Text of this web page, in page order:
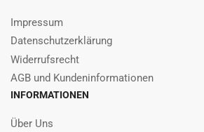
Impressum
Datenschutzerklärung
Widerrufsrecht
AGB und Kundeninformationen
INFORMATIONEN
Über Uns